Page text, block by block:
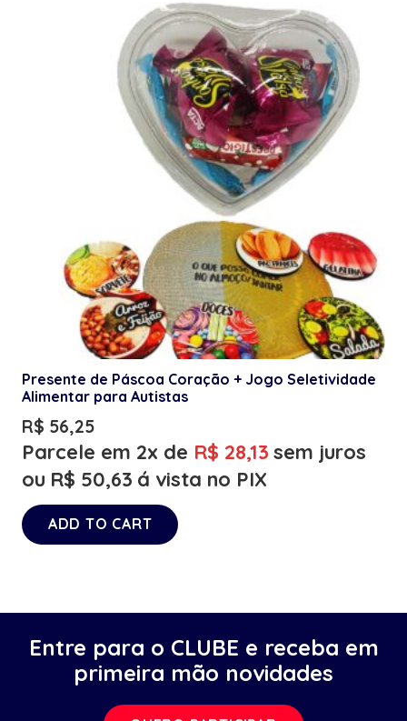
Presente de Páscoa Coração + Jogo Seletividade
Alimentar para Autistas
R$ 56,25
Parcele em 2x de R$ 28,13 sem juros
ou R$ 50,63 á vista no PIX
ADD TO CART
Entre para o CLUBE e receba em
primeira mão novidades